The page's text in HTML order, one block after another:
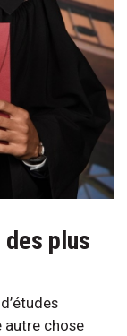
plus
autre chose